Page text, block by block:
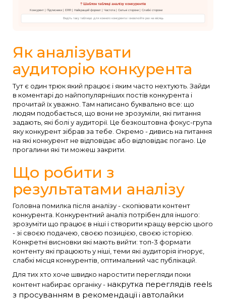
? Шаблон таблиці аналізу конкурентів
Конкурент | Підписники | ERR | Найкращий формат | Частота | Сильні сторони | Слабкі сторони
Ведіть таку таблицю для кожного конкурента і оновлюйте раз на місяць
Як аналізувати
аудиторію конкурента
Тут є один трюк який працює і яким часто нехтують. Зайди
в коментарі до найпопулярніших постів конкурента і
прочитай їх уважно. Там написано буквально все: що
людям подобається, що вони не зрозуміли, які питання
задають, які болі у аудиторії. Це безкоштовна фокус-група
яку конкурент зібрав за тебе. Окремо - дивись на питання
на які конкурент не відповідає або відповідає погано. Це
прогалини які ти можеш закрити.
Що робити з
результатами аналізу
Головна помилка після аналізу - скопіювати контент
конкурента. Конкурентний аналіз потрібен для іншого:
зрозуміти що працює в ніші і створити кращу версію цього
- зі своєю подачею, своєю позицією, своєю історією.
Конкретні висновки які мають вийти: топ-3 формати
контенту які працюють у ніші, теми які аудиторія ігнорує,
слабкі місця конкурентів, оптимальний час публікацій.
Для тих хто хоче швидко наростити перегляди поки
контент набирає органіку - накрутка переглядів reels
з просуванням в рекомендації іавтолайки